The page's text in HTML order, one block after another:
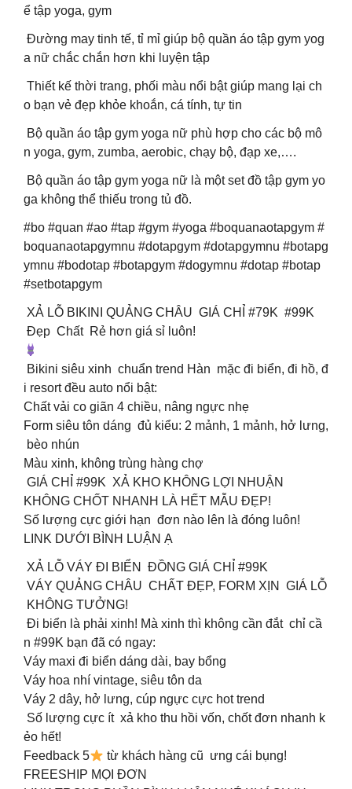
ể tập yoga, gym
Đường may tinh tế, tỉ mỉ giúp bộ quần áo tập gym yog
a nữ chắc chắn hơn khi luyện tập
Thiết kế thời trang, phối màu nổi bật giúp mang lại ch
o bạn vẻ đẹp khỏe khoắn, cá tính, tự tin
Bộ quần áo tập gym yoga nữ phù hợp cho các bộ mô
n yoga, gym, zumba, aerobic, chạy bộ, đạp xe,….
Bộ quần áo tập gym yoga nữ là một set đồ tập gym yo
ga không thể thiếu trong tủ đồ.
#bo #quan #ao #tap #gym #yoga #boquanaotapgym #
boquanaotapgymnu #dotapgym #dotapgymnu #botapg
ymnu #bodotap #botapgym #dogymnu #dotap #botap
#setbotapgym
XẢ LỖ BIKINI QUẢNG CHÂU GIÁ CHỈ #79K #99K
Đẹp Chất Rẻ hơn giá sỉ luôn!
Bikini siêu xinh chuẩn trend Hàn mặc đi biển, đi hồ, đ
i resort đều auto nổi bật:
Chất vải co giãn 4 chiều, nâng ngực nhẹ
Form siêu tôn dáng đủ kiểu: 2 mảnh, 1 mảnh, hở lưng,
bèo nhún
Màu xinh, không trùng hàng chợ
GIÁ CHỈ #99K XẢ KHO KHÔNG LỢI NHUẬN
KHÔNG CHỐT NHANH LÀ HẾT MẪU ĐẸP!
Số lượng cực giới hạn đơn nào lên là đóng luôn!
LINK DƯỚI BÌNH LUẬN Ạ
XẢ LỖ VÁY ĐI BIỂN ĐỒNG GIÁ CHỈ #99K
VÁY QUẢNG CHÂU CHẤT ĐẸP, FORM XỊN GIÁ LỖ
KHÔNG TƯỞNG!
Đi biển là phải xinh! Mà xinh thì không cần đắt chỉ cầ
n #99K bạn đã có ngay:
Váy maxi đi biển dáng dài, bay bổng
Váy hoa nhí vintage, siêu tôn da
Váy 2 dây, hở lưng, cúp ngực cực hot trend
Số lượng cực ít xả kho thu hồi vốn, chốt đơn nhanh k
ẻo hết!
Feedback 5
từ khách hàng cũ ưng cái bụng!
FREESHIP MỌI ĐƠN